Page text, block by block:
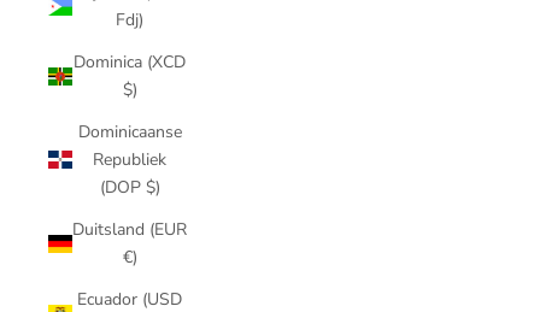
Fdj)
Dominica (XCD
$)
Dominicaanse
Republiek
(DOP $)
Duitsland (EUR
€)
Ecuador (USD